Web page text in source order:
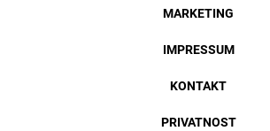
MARKETING
IMPRESSUM
KONTAKT
PRIVATNOST